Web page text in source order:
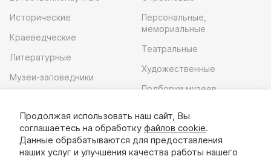
Исторические
Краеведческие
Литературные
Музеи-заповедники
Персональные,
мемориальные
Театральные
Художественные
Подборки музеев
Скачать приложение
Продолжая использовать наш сайт, Вы
соглашаетесь на обработку файлов cookie.
Данные обрабатываются для предоставления
наших услуг и улучшения качества работы нашего